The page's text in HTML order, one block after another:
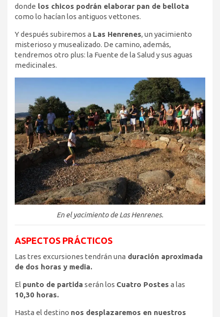
donde los chicos podrán elaborar pan de bellota
como lo hacían los antiguos vettones.
Y después subiremos a Las Henrenes, un yacimiento
misterioso y musealizado. De camino, además,
tendremos otro plus: la Fuente de la Salud y sus aguas
medicinales.
En el yacimiento de Las Henrenes.
ASPECTOS PRÁCTICOS
Las tres excursiones tendrán una duración aproximada
de dos horas y media.
El punto de partida serán los Cuatro Postes a las
10,30 horas.
Hasta el destino nos desplazaremos en nuestros